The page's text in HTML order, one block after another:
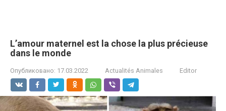
L’amour maternel est la chose la plus précieuse
dans le monde
Опубликовано: 17.03.2022 Actualités Animales Editor